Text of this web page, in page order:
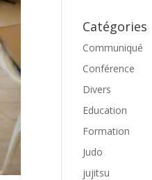
Catégories
Communiqué
Conférence
Divers
Education
Formation
Judo
jujitsu